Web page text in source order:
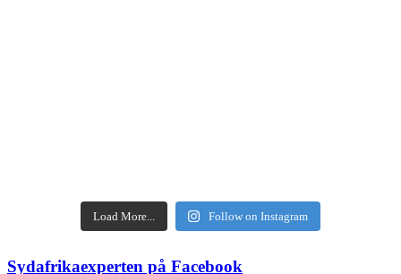
Load More... Follow on Instagram
Sydafrikaexperten på Facebook